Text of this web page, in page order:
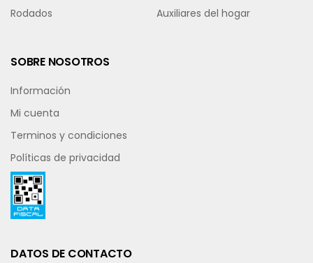
Rodados
Auxiliares del hogar
SOBRE NOSOTROS
Información
Mi cuenta
Terminos y condiciones
Políticas de privacidad
DATOS DE CONTACTO